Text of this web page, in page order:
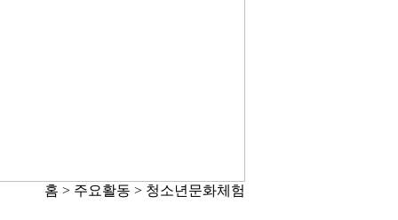
홈 > 주요활동 > 청소년문화체험